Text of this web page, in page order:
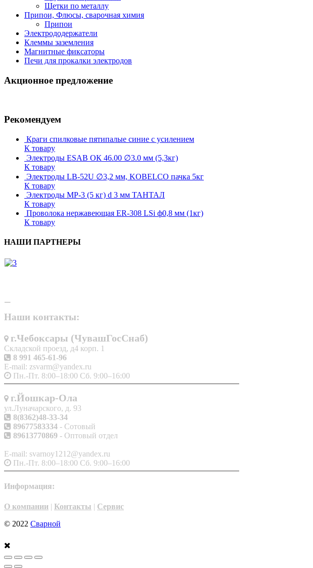
Щетки по металлу
Припои, Флюсы, сварочная химия
Припои
Электрододержатели
Клеммы заземления
Магнитные фиксаторы
Печи для прокалки электродов
Акционное предложение
Рекомендуем
Краги спилковые пятипалые синие с усилением
К товару
Электроды ESAB ОК 46.00 ∅3.0 мм (5,3кг)
К товару
Электроды LB-52U ∅3,2 мм, KOBELCO пачка 5кг
К товару
Электроды МР-3 (5 кг) d 3 мм ТАНТАЛ
К товару
Проволока нержавеющая ER-308 LSi ф0,8 мм (1кг)
К товару
НАШИ ПАРТНЕРЫ
Наши контакты:
г.Чебоксары (ЧувашГосСнаб)
Складской проезд, д4 корп. 1
8 991 465-61-96
E-mail: zsvarm@yandex.ru
Пн.-Пт. 8:00–18:00 Сб. 9:00–16:00
г.Йошкар-Ола
ул.Луначарского, д. 93
8(8362)48-33-34
89677583334 - Сотовый
89613770869 - Оптовый отдел
E-mail: svarnoy1212@yandex.ru
Пн.-Пт. 8:00–18:00 Сб. 9:00–16:00
Информация:
О компании | Контакты | Сервис
© 2022 Сварной